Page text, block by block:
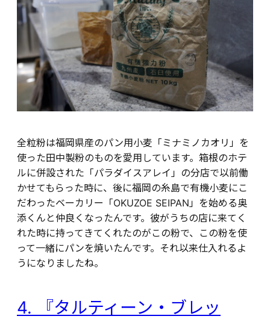
全粒粉は福岡県産のパン用小麦「ミナミノカオリ」を
使った田中製粉のものを愛用しています。箱根のホテ
ルに併設された「パラダイスアレイ」の分店で以前働
かせてもらった時に、後に福岡の糸島で有機小麦にこ
だわったベーカリー「OKUZOE SEIPAN」を始める奥
添くんと仲良くなったんです。彼がうちの店に来てく
れた時に持ってきてくれたのがこの粉で、この粉を使
って一緒にパンを焼いたんです。それ以来仕入れるよ
うになりましたね。
4. 『タルティーン・ブレッ